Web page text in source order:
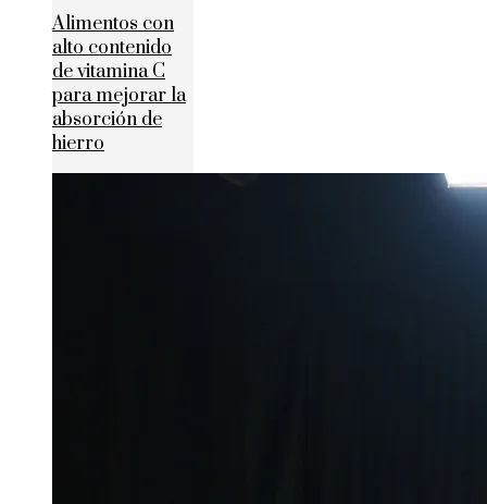
Alimentos con
alto contenido
de vitamina C
para mejorar la
absorción de
hierro